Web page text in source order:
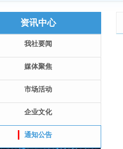
资讯中心
我社要闻
媒体聚焦
市场活动
企业文化
通知公告